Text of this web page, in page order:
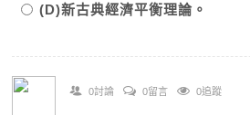
(D)新古典經濟平衡理論。
0討論 0留言 0追蹤